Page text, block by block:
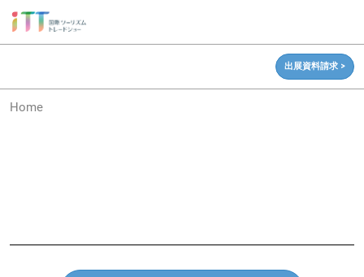
ス
キ
ッ
し
て
出展資料請求 >
Home